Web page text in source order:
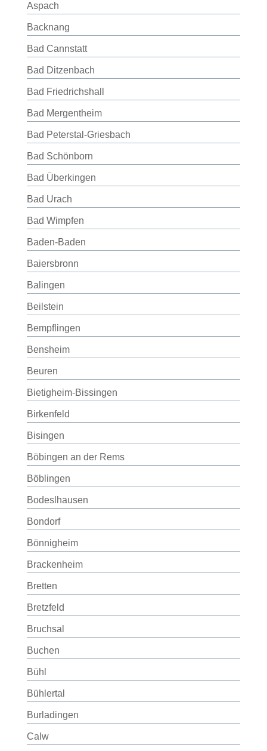
Aspach
Backnang
Bad Cannstatt
Bad Ditzenbach
Bad Friedrichshall
Bad Mergentheim
Bad Peterstal-Griesbach
Bad Schönborn
Bad Überkingen
Bad Urach
Bad Wimpfen
Baden-Baden
Baiersbronn
Balingen
Beilstein
Bempflingen
Bensheim
Beuren
Bietigheim-Bissingen
Birkenfeld
Bisingen
Böbingen an der Rems
Böblingen
Bodeslhausen
Bondorf
Bönnigheim
Brackenheim
Bretten
Bretzfeld
Bruchsal
Buchen
Bühl
Bühlertal
Burladingen
Calw